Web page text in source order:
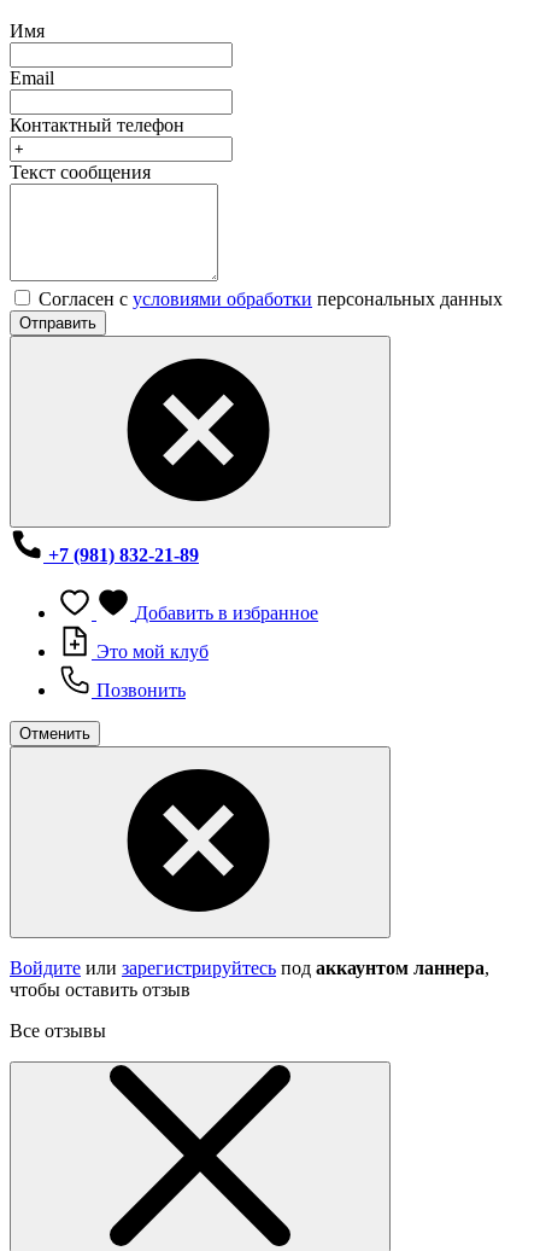
Имя
Email
Контактный телефон
Текст сообщения
Согласен с условиями обработки персональных данных
Отправить
+7 (981) 832-21-89
Добавить в избранное
Это мой клуб
Позвонить
Отменить
Войдите или зарегистрируйтесь под аккаунтом ланнера,
чтобы оставить отзыв
Все отзывы